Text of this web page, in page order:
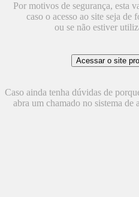
Por motivos de segurança, esta
caso o acesso ao site seja de
ou se não estiver
Caso ainda tenha dúvidas de
abra um chamado no sistema de